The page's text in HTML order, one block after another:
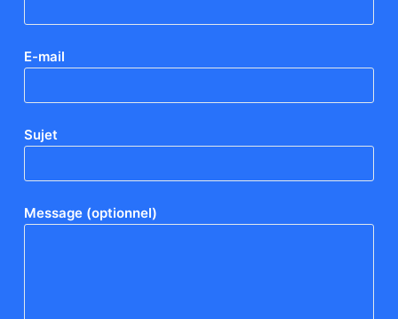
E-mail
Sujet
Message (optionnel)